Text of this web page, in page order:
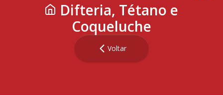
Difteria, Tétano e
Coqueluche
Voltar